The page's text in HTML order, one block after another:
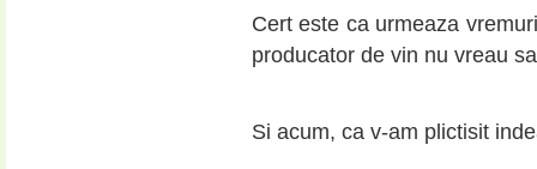
Cert este ca urmeaza
producator de vin nu vreau
Si acum, ca v-am plictisit